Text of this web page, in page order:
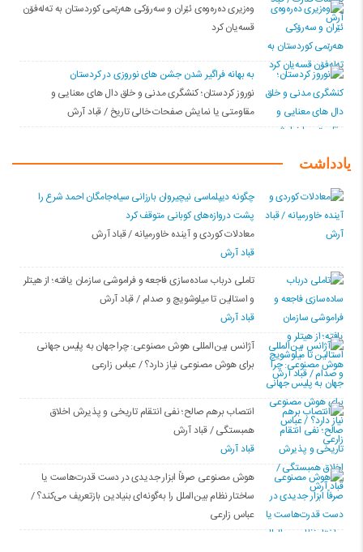
وەزیری دەرەوەی ئێران و سەرۆکی هەرێمی کوردستان بە تەلەفۆن
قسەیان کرد
به بهانه فراگیر شدن جشن های نوروزی در کردستان
نوروز کردستان؛ کنشگری مدنی و خلق دال های معنایی و
مقاومتی یا نمایش صفحات خالی تاریخ / قباد آرش
یادداشت
چگونه دیپلماسی نیچیروان بارزانی سیاەجامگان احمد شرع را
پشت دروازەهای کوبانی متوقف کرد
معادلات کوردی و آینده خاورمیانه / قباد آرش
قباد آرش
تاملی درباب سادەسازی فاجعە و فراموشی سازمان یافتە؛ از هیتلر
و استالین تا میلوشویچ و صدام / قباد آرش
قباد آرش
آژانس بین‌المللی هوش مصنوعی: چرا جهان به پلیس جهانی
برای هوش مصنوعی نیاز دارد؟ / عباس زارعی
انتصاب برهم صالح؛ نفی انتقام تاریخی و پذیرش اخلاق
همبستگی / قباد آرش
قباد آرش
هوش مصنوعی صرفاً ابزار جدیدی در دست قدرت‌هاست یا
ساختار نظام بین‌الملل را به‌گونه‌ای بنیادین بازتعریف می‌کند؟ /
عباس زارعی